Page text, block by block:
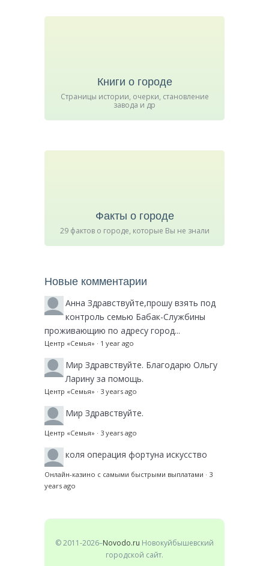
Книги о городе
Страницы истории, очерки, становление
завода и др
Факты о городе
29 фактов о городе, которые Вы не знали
Новые комментарии
Анна Здравствуйте,прошу взять под
контроль семью Бабак-Службины
проживающию по адресу город...
Центр «Семья» · 1 year ago
Мир Здравствуйте. Благодарю Ольгу
Ларину за помощь.
Центр «Семья» · 3 years ago
Мир Здравствуйте.
Центр «Семья» · 3 years ago
коля операция фортуна искусство
Онлайн-казино с самыми быстрыми выплатами · 3
years ago
© 2011-2026–Novodo.ru Новокуйбышевский
городской сайт.